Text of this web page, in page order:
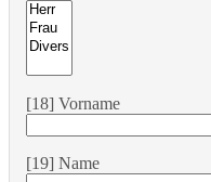
[18] Vorname
[19] Name